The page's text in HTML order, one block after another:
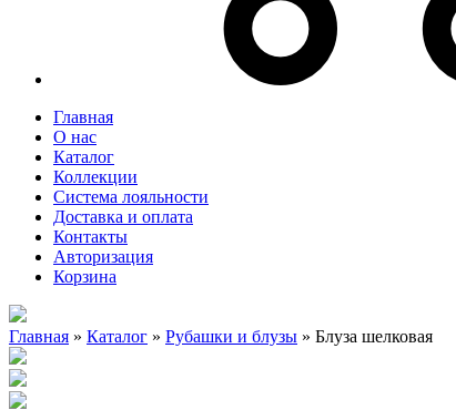
Главная
О нас
Каталог
Коллекции
Система лояльности
Доставка и оплата
Контакты
Авторизация
Корзина
Главная » Каталог » Рубашки и блузы » Блуза шелковая